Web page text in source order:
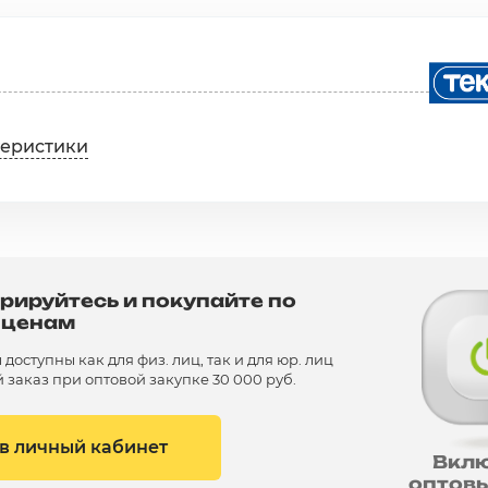
и покупайте по
как для физ. лиц, так и для юр. лиц
при оптовой закупке 30 000 руб.
личный кабинет